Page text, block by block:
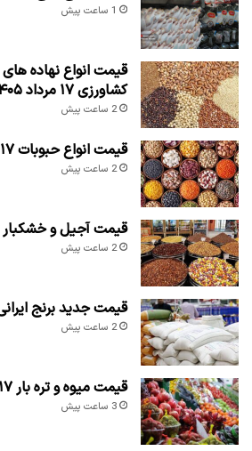
1 ساعت پیش
قیمت انواع نهاده
کشاورزی ۱۷ مرداد ۱۴۰۵
2 ساعت پیش
قیمت انواع حبوبات ۱۷ مرداد ۱۴۰۵
2 ساعت پیش
قیمت آجیل و خشکبار ۱۷ مرداد ۱۴۰۵
2 ساعت پیش
قیمت جدید برنج
2 ساعت پیش
قیمت میوه و تره بار ۱۷ مرداد ۱۴۰۵
3 ساعت پیش